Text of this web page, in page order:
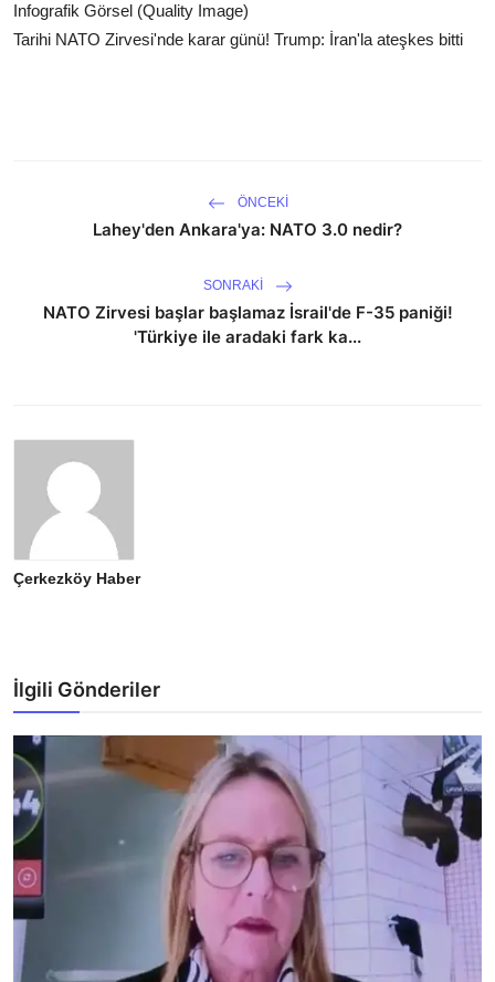
Infografik Görsel (Quality Image)
Tarihi NATO Zirvesi'nde karar günü! Trump: İran'la ateşkes bitti
ÖNCEKI
Lahey'den Ankara'ya: NATO 3.0 nedir?
SONRAKI
NATO Zirvesi başlar başlamaz İsrail'de F-35 paniği!
'Türkiye ile aradaki fark ka...
Çerkezköy Haber
İlgili Gönderiler